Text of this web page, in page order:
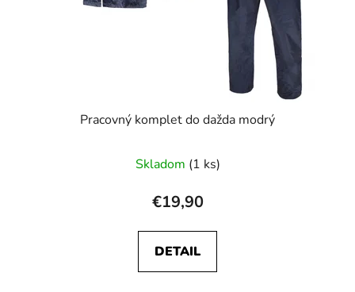
Pracovný komplet do dažda modrý
Skladom (1 ks)
€19,90
DETAIL